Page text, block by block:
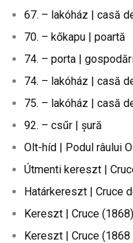
67. – lakóház | casă
70. – kőkapu | poartă
74. – porta |
74. – lakóház | casă
75. – lakóház | casă
92. – csűr | șură
Olt-híd | Podul râului
Útmenti kereszt |
Határkereszt | Cruce
Kereszt | Cruce (1868)
Kereszt | Cruce (1868